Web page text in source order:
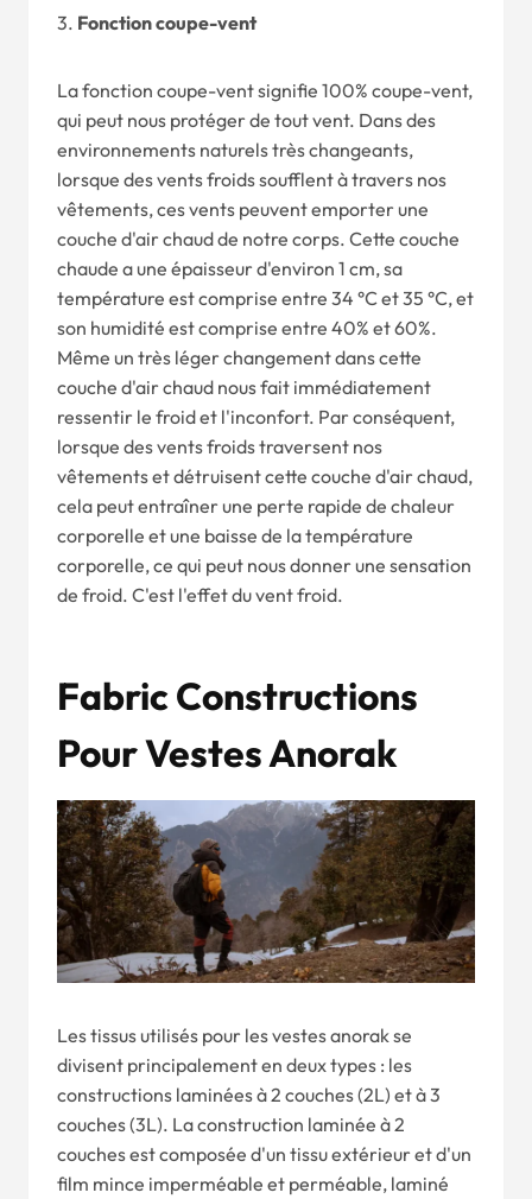
3. Fonction coupe-vent
La fonction coupe-vent signifie 100% coupe-vent,
qui peut nous protéger de tout vent. Dans des
environnements naturels très changeants,
lorsque des vents froids soufflent à travers nos
vêtements, ces vents peuvent emporter une
couche d'air chaud de notre corps. Cette couche
chaude a une épaisseur d'environ 1 cm, sa
température est comprise entre 34 °C et 35 °C, et
son humidité est comprise entre 40% et 60%.
Même un très léger changement dans cette
couche d'air chaud nous fait immédiatement
ressentir le froid et l'inconfort. Par conséquent,
lorsque des vents froids traversent nos
vêtements et détruisent cette couche d'air chaud,
cela peut entraîner une perte rapide de chaleur
corporelle et une baisse de la température
corporelle, ce qui peut nous donner une sensation
de froid. C'est l'effet du vent froid.
FaBric Constructions
Pour Vestes Anorak
Les tissus utilisés pour les vestes anorak se
divisent principalement en deux types : les
constructions laminées à 2 couches (2L) et à 3
couches (3L). La construction laminée à 2
couches est composée d'un tissu extérieur et d'un
film mince imperméable et perméable, laminé